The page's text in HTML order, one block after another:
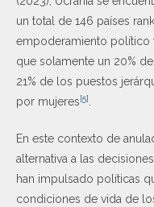
un total de 146 países
empoderamiento político
que solamente un 20%
21% de los puestos
por mujeres[5].
En este contexto de
alternativa a las
han impulsado políticas
condiciones de vida de